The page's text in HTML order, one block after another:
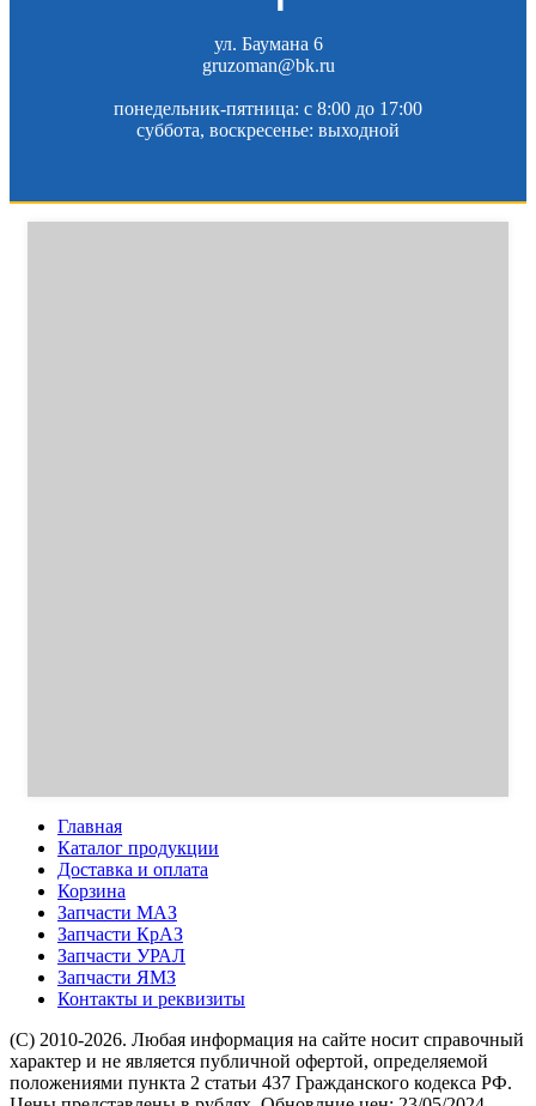
ул. Баумана 6
gruzoman@bk.ru
понедельник-пятница: c 8:00 до 17:00
суббота, воскресенье: выходной
Главная
Каталог продукции
Доставка и оплата
Корзина
Запчасти МАЗ
Запчасти КрАЗ
Запчасти УРАЛ
Запчасти ЯМЗ
Контакты и реквизиты
(C) 2010-2026. Любая информация на сайте носит справочный
характер и не является публичной офертой, определяемой
положениями пункта 2 статьи 437 Гражданского кодекса РФ.